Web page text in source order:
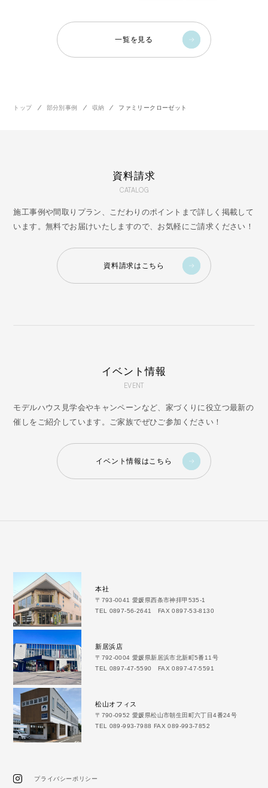
一覧を見る
トップ 部分別事例 収納 ファミリークローゼット
資料請求
CATALOG
施工事例や間取りプラン、こだわりのポイントまで詳しく掲載して
います。無料でお届けいたしますので、お気軽にご請求ください！
資料請求はこちら
イベント情報
EVENT
モデルハウス見学会やキャンペーンなど、家づくりに役立つ最新の
催しをご紹介しています。ご家族でぜひご参加ください！
イベント情報はこちら
本社
〒793-0041 愛媛県西条市神拝甲535-1
TEL 0897-56-2641 FAX 0897-53-8130
新居浜店
〒792-0004 愛媛県新居浜市北新町5番11号
TEL 0897-47-5590 FAX 0897-47-5591
松山オフィス
〒790-0952 愛媛県松山市朝生田町六丁目4番24号
TEL 089-993-7988 FAX 089-993-7852
プライバシーポリシー